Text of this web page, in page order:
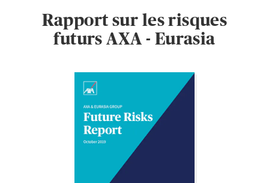
Rapport sur les risques
futurs AXA - Eurasia